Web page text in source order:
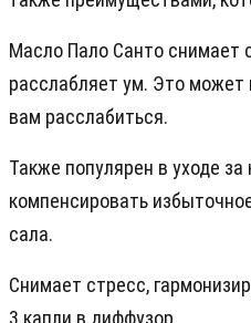
Масло Пало Санто снимает
расслабляет ум. Это
вам расслабиться.
Также популярен в уходе
компенсировать
сала.
Снимает стресс,
3 капли в диффузор.